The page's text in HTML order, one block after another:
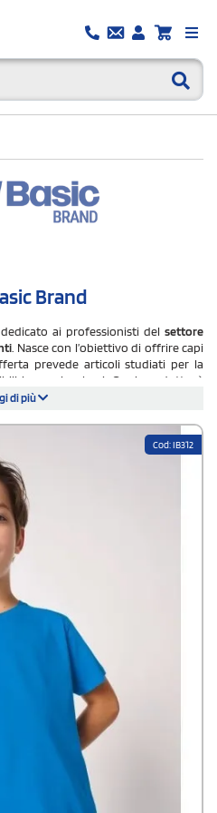
Brand
dedicato ai professionisti delsettore
. Nasce con l’obiettivo di offrire capi
prevede articoli studiati per la
in ampi volumi. Ogni prodotto è
del mercato B2B. Garantisce
per adattarsi a tutte le corporature. I
ottimi risultati di stampa e durata
permettono una ri-etichettatura
ideali per rivenditori e service di
di più
Cod: IB312